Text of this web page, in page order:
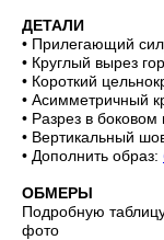
ДЕТАЛИ
• Прилегающий
• Круглый вырез
• Короткий
• Асимметричный
• Разрез в боковом
• Вертикальный
• Дополнить образ:
ОБМЕРЫ
Подробную
фото